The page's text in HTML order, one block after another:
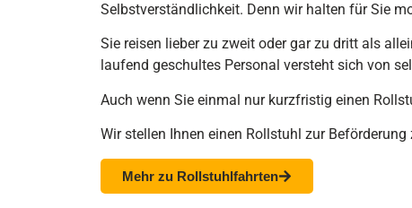
Selbstverständlichkeit. Denn wir halten für Sie
Sie reisen lieber zu zweit oder gar zu dritt als
laufend geschultes Personal versteht sich von
Auch wenn Sie einmal nur kurzfristig einen
Wir stellen Ihnen einen Rollstuhl zur Beförderung
Mehr zu Rollstuhlfahrten